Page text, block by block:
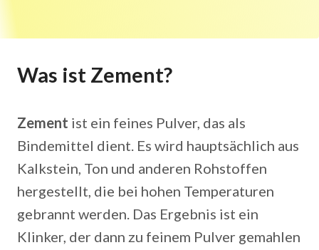
Was ist Zement?
Zement ist ein feines Pulver, das als
Bindemittel dient. Es wird hauptsächlich aus
Kalkstein, Ton und anderen Rohstoffen
hergestellt, die bei hohen Temperaturen
gebrannt werden. Das Ergebnis ist ein
Klinker, der dann zu feinem Pulver gemahlen